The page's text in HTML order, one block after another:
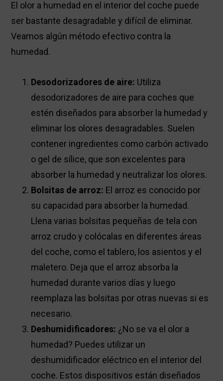
El olor a humedad en el interior del coche puede
ser bastante desagradable y difícil de eliminar.
Veamos algún método efectivo contra la
humedad.
Desodorizadores de aire: Utiliza
desodorizadores de aire para coches que
estén diseñados para absorber la humedad y
eliminar los olores desagradables. Suelen
contener ingredientes como carbón activado
o gel de sílice, que son excelentes para
absorber la humedad y neutralizar los olores.
Bolsitas de arroz: El arroz es conocido por
su capacidad para absorber la humedad.
Llena varias bolsitas pequeñas de tela con
arroz crudo y colócalas en diferentes áreas
del coche, como el tablero, los asientos y el
maletero. Deja que el arroz absorba la
humedad durante varios días y luego
reemplaza las bolsitas por otras nuevas si es
necesario.
Deshumidificadores: ¿No se va el olor a
humedad? Puedes utilizar un
deshumidificador eléctrico en el interior del
coche. Estos dispositivos están diseñados